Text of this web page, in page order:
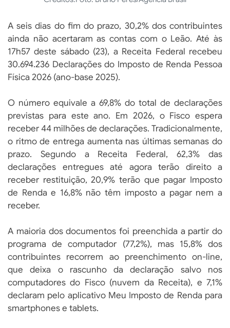
A seis dias do fim do prazo, 30,2% dos contribuintes
ainda não acertaram as contas com o Leão. Até às
17h57 deste sábado (23), a Receita Federal recebeu
30.694.236 Declarações do Imposto de Renda Pessoa
Física 2026 (ano-base 2025).
O número equivale a 69,8% do total de declarações
previstas para este ano. Em 2026, o Fisco espera
receber 44 milhões de declarações. Tradicionalmente,
o ritmo de entrega aumenta nas últimas semanas do
prazo. Segundo a Receita Federal, 62,3% das
declarações entregues até agora terão direito a
receber restituição, 20,9% terão que pagar Imposto
de Renda e 16,8% não têm imposto a pagar nem a
receber.
A maioria dos documentos foi preenchida a partir do
programa de computador (77,2%), mas 15,8% dos
contribuintes recorrem ao preenchimento on-line,
que deixa o rascunho da declaração salvo nos
computadores do Fisco (nuvem da Receita), e 7,1%
declaram pelo aplicativo Meu Imposto de Renda para
smartphones e tablets.